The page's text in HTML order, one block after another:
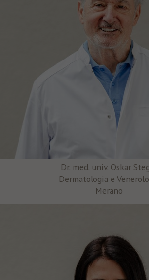
Dr. med. univ. Oskar
Dermatologia e
Merano